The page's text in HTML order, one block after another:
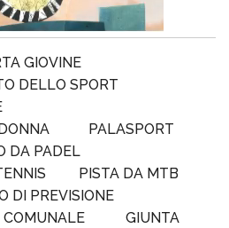
GIOVINE
DELLO SPORT
PALASPORT
DA PADEL
PISTA DA MTB
DI PREVISIONE
COMUNALE
GIUNTA